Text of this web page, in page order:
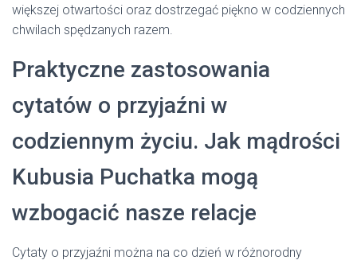
większej otwartości oraz dostrzegać piękno w codziennych
chwilach spędzanych razem.
Praktyczne zastosowania
cytatów o przyjaźni w
codziennym życiu. Jak mądrości
Kubusia Puchatka mogą
wzbogacić nasze relacje
Cytaty o przyjaźni można na co dzień w różnorodny